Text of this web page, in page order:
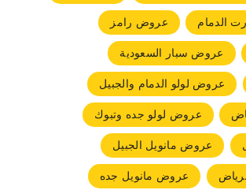
الدمام
عروض رامز
عروض سبار السعودية
عروض لولو الدمام والجبيل
عروض لولو جده وتبوك
عروض مانويل الجبيل
عروض مانويل جده